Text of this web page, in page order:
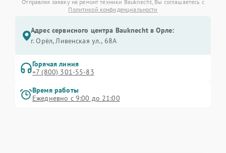
Отправляя заявку на ремонт техники Bauknecht, Вы соглашаетесь с
Политикой конфиденциальности
Адрес сервисного центра Bauknecht в Орле:
г. Орёл, Ливенская ул., 68А
Горячая линия
+7 (800) 301-55-83
Время работы
Ежедневно с 9:00 до 21:00